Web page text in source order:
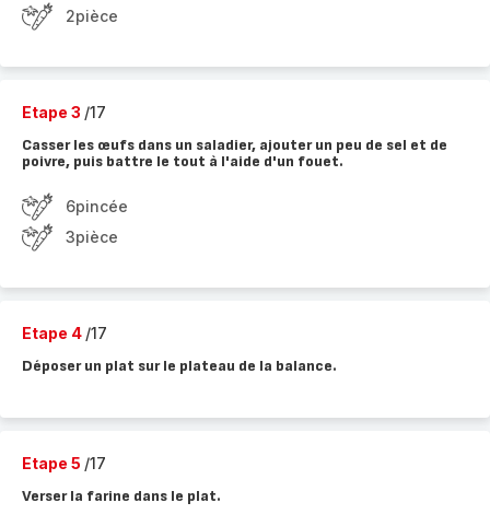
2pièce
Etape 3 /17
Casser les œufs dans un saladier, ajouter un peu de sel et de
poivre, puis battre le tout à l'aide d'un fouet.
6pincée
3pièce
Etape 4 /17
Déposer un plat sur le plateau de la balance.
Etape 5 /17
Verser la farine dans le plat.